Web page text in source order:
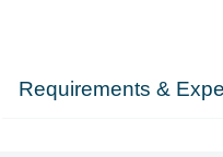
Requirements &